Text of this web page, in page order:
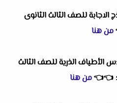
للصف الثالث الثانوى
من هنا
الأطياف الذرية للصف الثالث
👈
👈من هنا